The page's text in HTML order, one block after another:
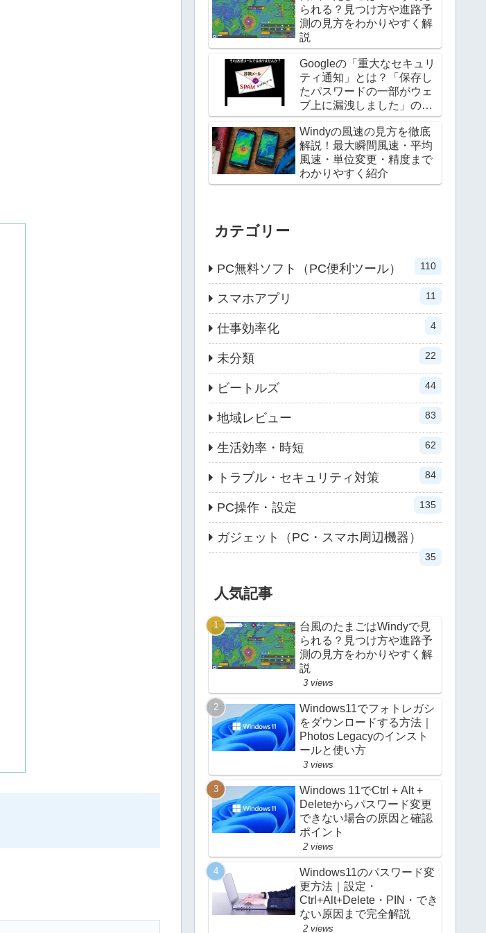
られる？見つけ方や進路予
測の見方をわかりやすく解
説
Googleの「重大なセキュリ
ティ通知」とは？「保存し
たパスワードの一部がウェ
ブ上に漏洩しました」の対
処法
Windyの風速の見方を徹底
解説！最大瞬間風速・平均
風速・単位変更・精度まで
わかりやすく紹介
カテゴリー
PC無料ソフト（PC便利ツール） 110
スマホアプリ 11
仕事効率化 4
未分類 22
ビートルズ 44
地域レビュー 83
生活効率・時短 62
トラブル・セキュリティ対策 84
PC操作・設定 135
ガジェット（PC・スマホ周辺機器）
35
人気記事
台風のたまごはWindyで見
られる？見つけ方や進路予
測の見方をわかりやすく解
説
3 views
Windows11でフォトレガシ
をダウンロードする方法｜
Photos Legacyのインスト
ールと使い方
3 views
Windows 11でCtrl + Alt +
Deleteからパスワード変更
できない場合の原因と確認
ポイント
2 views
Windows11のパスワード変
更方法｜設定・
Ctrl+Alt+Delete・PIN・でき
ない原因まで完全解説
2 views